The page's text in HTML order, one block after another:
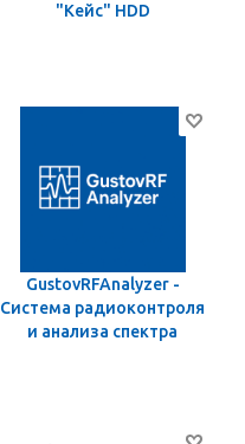
"Кейс" HDD
GustovRFAnalyzer -
Система радиоконтроля
и анализа спектра